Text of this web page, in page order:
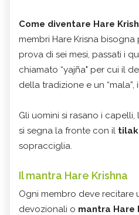
Come diventare Hare
membri Hare Krisna
prova di sei mesi, passati i
chiamato “yajña" per cui il
della tradizione e un “mala”,
Gli uomini si rasano i
si segna la fronte con il
sopracciglia.
Il mantra Hare Krishna
Ogni membro deve recitare
devozionali o mantra Hare